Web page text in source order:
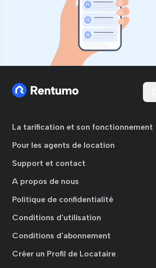
La tarification et son fonctionnement
Pour les agents de location
Support et contact
A propos de nous
Politique de confidentialité
Conditions d'utilisation
Conditions d'abonnement
Créer un Profil de Locataire